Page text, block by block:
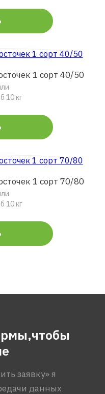
1 сорт 40/50
10 кг
1 сорт 70/80
10 кг
заявку» я
данных